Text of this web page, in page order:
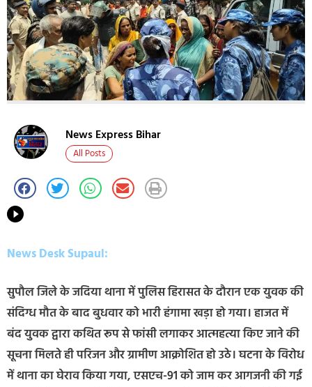
News Express Bihar
All Posts
News Desk Supaul:
सुपौल जिले के जदिया थाना में पुलिस हिरासत के दौरान एक युवक की
संदिग्ध मौत के बाद बुधवार को भारी हंगामा खड़ा हो गया। हाजत में
बंद युवक द्वारा कथित रूप से फांसी लगाकर आत्महत्या किए जाने की
सूचना मिलते ही परिजन और ग्रामीण आक्रोशित हो उठे। घटना के विरोध
में थाना का घेराव किया गया, एसएच-91 को जाम कर आगजनी की गई